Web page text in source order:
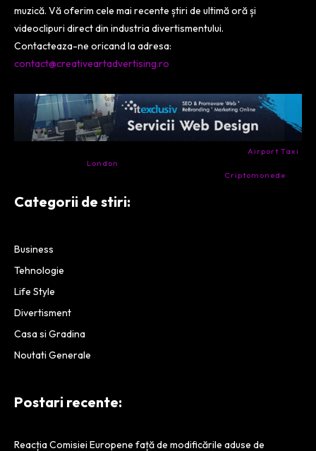
muzică. Vă oferim cele mai recente știri de ultimă oră și
videoclipuri direct din industria divertismentului.
Contacteaza-ne oricand la adresa:
contact@creativeartadvertising.ro
Airport Taxi
London
Criptomonede
Categorii de stiri:
Business
Tehnologie
Life Style
Divertisment
Casa si Gradina
Noutati Generale
Postari recente:
Reacția Comisiei Europene față de modificările aduse de